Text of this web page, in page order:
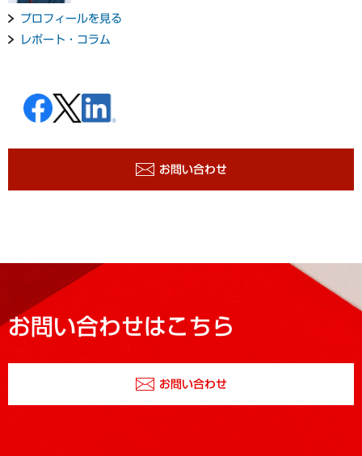
プロフィールを見る
レポート・コラム
お問い合わせ
お問い合わせはこちら
お問い合わせ